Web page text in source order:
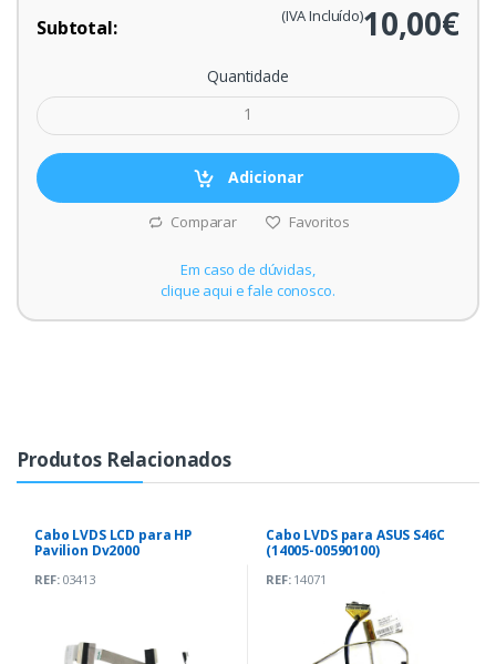
Subtotal: 10,00€
(IVA Incluído)
Quantidade
Adicionar
Comparar Favoritos
Em caso de dúvidas,
clique aqui e fale conosco.
Produtos Relacionados
Cabo LVDS LCD para HP
Pavilion Dv2000
REF:03413
Cabo LVDS para ASUS S46C
(14005-00590100)
REF:14071